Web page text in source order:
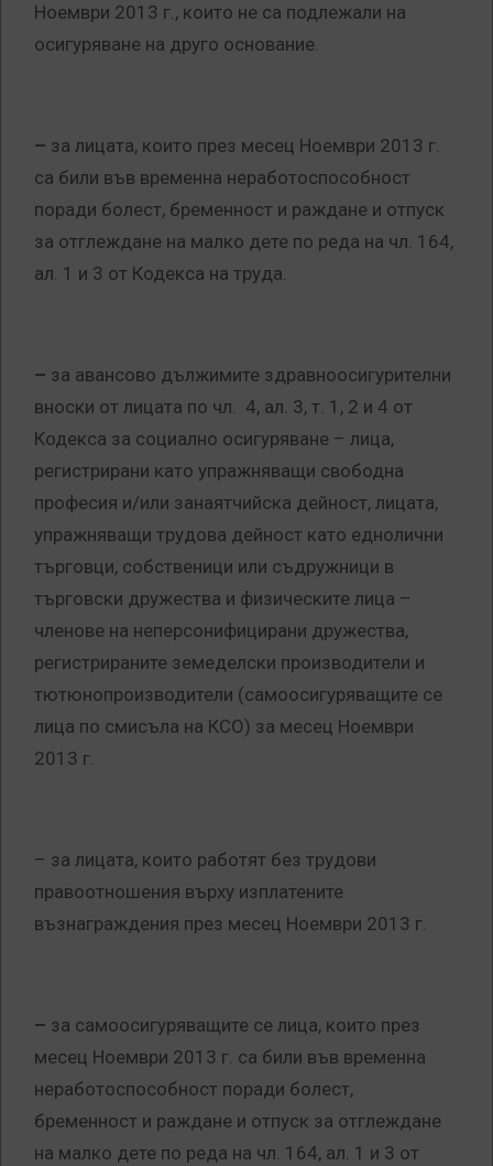
Ноември 2013 г., които не са подлежали на
осигуряване на друго основание.
– за лицата, които през месец Ноември 2013 г.
са били във временна неработоспособност
поради болест, бременност и раждане и отпуск
за отглеждане на малко дете по реда на чл. 164,
ал. 1 и 3 от Кодекса на труда.
– за авансово дължимите здравноосигурителни
вноски от лицата по чл. 4, ал. 3, т. 1, 2 и 4 от
Кодекса за социално осигуряване – лица,
регистрирани като упражняващи свободна
професия и/или занаятчийска дейност, лицата,
упражняващи трудова дейност като еднолични
търговци, собственици или съдружници в
търговски дружества и физическите лица –
членове на неперсонифицирани дружества,
регистрираните земеделски производители и
тютюнопроизводители (самоосигуряващите се
лица по смисъла на КСО) за месец Ноември
2013 г.
– за лицата, които работят без трудови
правоотношения върху изплатените
възнаграждения през месец Ноември 2013 г.
– за самоосигуряващите се лица, които през
месец Ноември 2013 г. са били във временна
неработоспособност поради болест,
бременност и раждане и отпуск за отглеждане
на малко дете по реда на чл. 164, ал. 1 и 3 от